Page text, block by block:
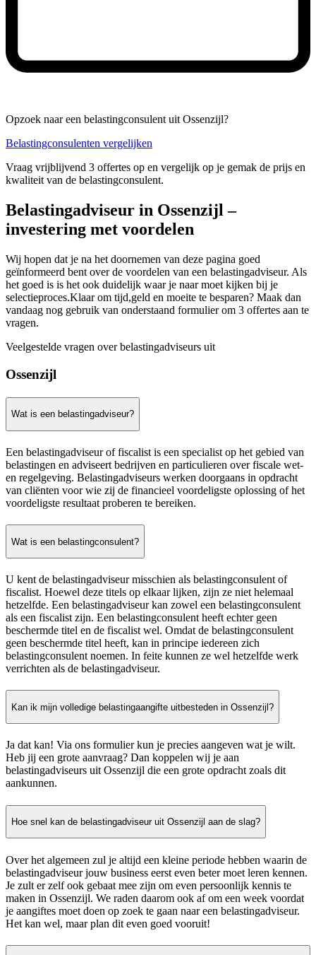
Opzoek naar een belastingconsulent uit Ossenzijl?
Belastingconsulenten vergelijken
Vraag vrijblijvend 3 offertes op en vergelijk op je gemak de prijs en
kwaliteit van de belastingconsulent.
Belastingadviseur in Ossenzijl –
investering met voordelen
Wij hopen dat je na het doornemen van deze pagina goed
geïnformeerd bent over de voordelen van een belastingadviseur. Als
het goed is is het ook duidelijk waar je naar moet kijken bij je
selectieproces.Klaar om tijd,geld en moeite te besparen? Maak dan
vandaag nog gebruik van onderstaand formulier om 3 offertes aan te
vragen.
Veelgestelde vragen over belastingadviseurs uit
Ossenzijl
Wat is een belastingadviseur?
Een belastingadviseur of fiscalist is een specialist op het gebied van
belastingen en adviseert bedrijven en particulieren over fiscale wet-
en regelgeving. Belastingadviseurs werken doorgaans in opdracht
van cliënten voor wie zij de financieel voordeligste oplossing of het
voordeligste resultaat proberen te bereiken.
Wat is een belastingconsulent?
U kent de belastingadviseur misschien als belastingconsulent of
fiscalist. Hoewel deze titels op elkaar lijken, zijn ze niet helemaal
hetzelfde. Een belastingadviseur kan zowel een belastingconsulent
als een fiscalist zijn. Een belastingconsulent heeft echter geen
beschermde titel en de fiscalist wel. Omdat de belastingconsulent
geen beschermde titel heeft, kan in principe iedereen zich
belastingconsulent noemen. In feite kunnen ze wel hetzelfde werk
verrichten als de belastingadviseur.
Kan ik mijn volledige belastingaangifte uitbesteden in Ossenzijl?
Ja dat kan! Via ons formulier kun je precies aangeven wat je wilt.
Heb jij een grote aanvraag? Dan koppelen wij je aan
belastingadviseurs uit Ossenzijl die een grote opdracht zoals dit
aankunnen.
Hoe snel kan de belastingadviseur uit Ossenzijl aan de slag?
Over het algemeen zul je altijd een kleine periode hebben waarin de
belastingadviseur jouw business eerst even beter moet leren kennen.
Je zult er zelf ook gebaat mee zijn om even persoonlijk kennis te
maken in Ossenzijl. We raden daarom ook af om een week voordat
je aangiftes moet doen op zoek te gaan naar een belastingadviseur.
Het kan wel, maar plan dit even goed vooruit!